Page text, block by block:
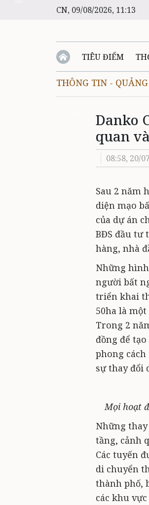
CN, 09/08/2026, 11:13
TIÊU ĐIỂM
THÔNG TIN - QUẢNG
Danko
quan
08:58, 20/
Sau 2 năm
diện mạo
của dự án
BĐS đầu tư
hàng, nhà
Những
người bất
triển khai
50ha là
Trong 2
đồng để
phong cách
sự thay đổi
Mọi hoạt
Những
tầng, cảnh
Các tuyến
di chuyển
thành phố,
các khu